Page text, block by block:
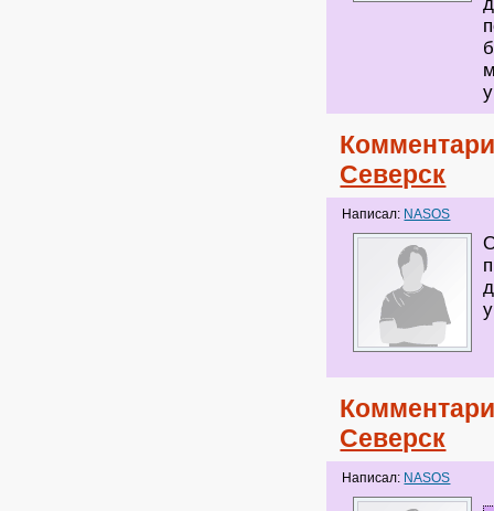
Северск
Написал: NASOS
Северск
Написал: NASOS